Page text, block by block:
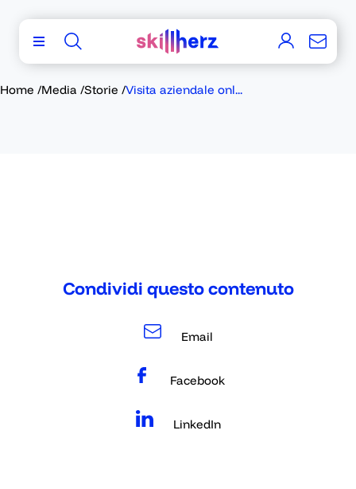
Home /Media /Storie /Visita aziendale onl...
Condividi questo contenuto
Email
Facebook
LinkedIn